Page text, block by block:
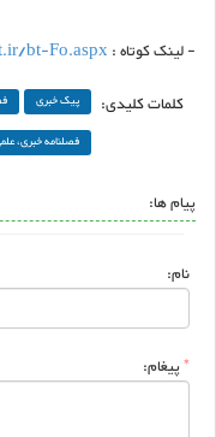
- لینک کوتاه : bt-Fo.aspx
کلمات کلیدی:
پیک خبری
فصلنامه خبری،
پیام ها:
نام:
*پیغام: